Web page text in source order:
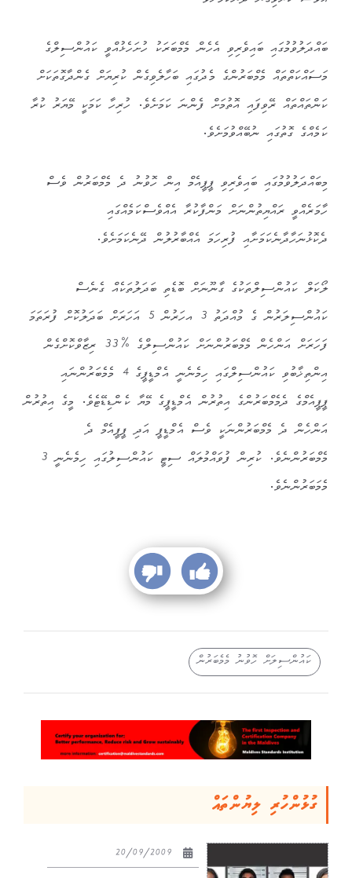
ބައްދަލުވުމުގައި ބައިވެރިވި އެހެން މެމްބަރަކު ހުށަހެޅުއްވީ ކައުންސިލްގެ
މަސައްކަތްތައް މެމްބަރުންގެ މެދުގައި ބަހާލެވިގެން ކުރިޔަށް ގެންދާގޮތަކަށް
ކަންތައްތައް ރޭވިފައި އޮތުމަށް ފެންނަ ކަމަށެވެ. ހުރިހާ ކަމަކީ މޭޔަރު ކުރާ
ކަމެއްގެ ގޮތުގައި ނުބޭއްވުމަށެވެ.
މިބައްދަލުވުމުގައި ބައިވެރިވި ޕީޕީއެމް އިން ހޮވުނު ދެ މެމްބަރުން ވެސް
ހާމަރެއްވީ ރައްޔިތުންނަށް މަންފާކުރާ އެއްވެސްކަމެއްގައި
ދެކޮޅުނަހާދާނެކަމަށާއި ފުރިހަމަ އެއްބާރުލުން ދޭނެކަމަށެވެ.
ލޯކަލް ކައުންސިލްތަކުގެ ގާނޫނަށް ބޮޑެތި ބަދަލުތަކެއް ގެނެސް
ކައުންސިލަރުން ގެ މުއްދަތު 3 އހަރުން 5 އަހަރަށް ބަދަލުކޮށް ފުރަތަމަ
ފަހަރަށް އަންހެން މެމްބަރުންނަށް ކައުންސިލްގެ %33 ރިޒާވްކޮށްގެން
އިންތިޚާބުވި ކައުންސިލްގައި ހިމެނެނީ އެމްޑީޕީގެ 4 މެމެބަރުންނައި
ޕީޕީއެމްގެ ދެމެމްބަރުންގެ އިތުރުން އެމްޑީޕީގެ މޭޔާ ކެންޑިޑޭޓެވެ. މީގެ އިތުރުން
އަންހެން ދެ މެމްބަރުންނަކީ ވެސް އެމްޑީޕީ އަދި ޕީޕީއެމް ދެ
މެމްބަރުންނެވެ. ކުރިން ފުވައްމުލައް ސިޓީ ކައުންސިލުގައި ހިމެނެނީ 3
މެމަބަރުންނެވެ.
ކައުންސިލަށް ހޮވުނު މެމެބަރުން
ގުޅުންހުރި ލިޔުންތައް